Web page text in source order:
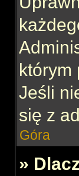
którym
Jeśli
się z
Góra
»